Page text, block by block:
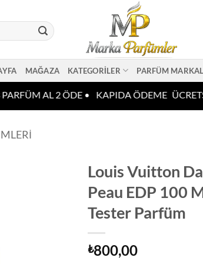
MAĞAZA KATEGORILER PARFÜM
AL 2 ÖDE • KAPIDA ÖDEME
Louis Vuitton
Peau EDP 100
Tester Parfüm
₺800,00